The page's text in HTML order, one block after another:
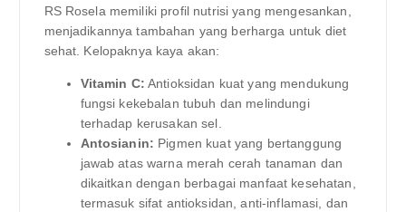
RS Rosela memiliki profil nutrisi yang mengesankan,
menjadikannya tambahan yang berharga untuk diet
sehat. Kelopaknya kaya akan:
Vitamin C: Antioksidan kuat yang mendukung
fungsi kekebalan tubuh dan melindungi
terhadap kerusakan sel.
Antosianin: Pigmen kuat yang bertanggung
jawab atas warna merah cerah tanaman dan
dikaitkan dengan berbagai manfaat kesehatan,
termasuk sifat antioksidan, anti-inflamasi, dan